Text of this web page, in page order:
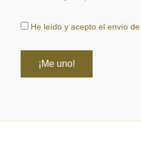
He leído y acepto el envío